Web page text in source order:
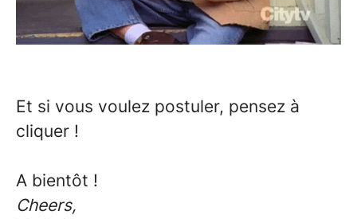
Et si vous voulez postuler, pensez à
cliquer !
A bientôt !
Cheers,